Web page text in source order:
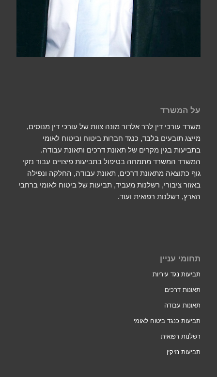
על המשרד
משרד עורכי דין לרר אלדור מונה צוות של עורכי דין מנוסים,
מייצג תובעים בלבד, כנגד חברות ביטוח וביטוח לאומי
בתביעות בגין מקרים של תאונת דרכים ותאונת עבודה.
המשרד המשרד מתמחה בטיפול בתביעות פיצויים עבור נזקי
גוף כתוצאה מתאונת דרכים, תאונת עבודה, החלקה ונפילה
באזור ציבורי, רשלנות מעביד, תביעות של ביטוח לאומי ברחבי
הארץ, רשלנות רפואית ועוד.
תחומי עניין
תביעות נגד עיריות
תאונות דרכים
תאונות עבודה
תביעות כנגד ביטוח לאומי
רשלנות רפואית
תביעות נזיקין